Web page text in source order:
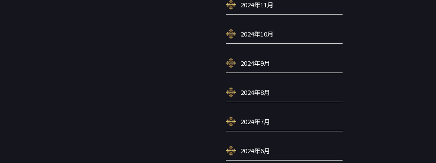
2024年11月
2024年10月
2024年9月
2024年8月
2024年7月
2024年6月